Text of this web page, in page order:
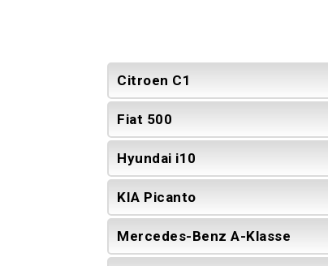
Citroen C1
Fiat 500
Hyundai i10
KIA Picanto
Mercedes-Benz A-Klasse